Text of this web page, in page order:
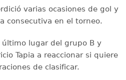
varias ocasiones de gol y
consecutiva en el torneo.
último lugar del grupo B y
Tapia a reaccionar si quiere
de clasificar.